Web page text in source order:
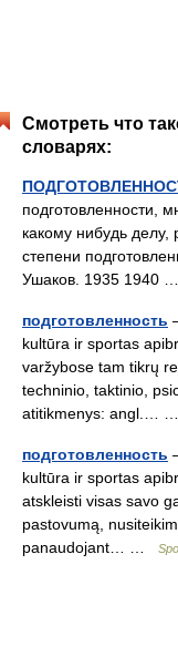
Смотреть что
словарях:
подготовленности,
какому нибудь делу,
степени
Ушаков. 1935 1940
подготовленность
kultūra ir sportas
varžybose tam tikrų
techninio, taktinio,
atitikmenys: angl.…
подготовленность
kultūra ir sportas
atskleisti visas savo
pastovumą,
panaudojant… …